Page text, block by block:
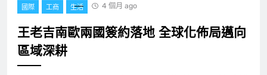
國際 工商 生活 4 個月 ago
王老吉南歐兩國簽約落地 全球化佈局邁向
區域深耕